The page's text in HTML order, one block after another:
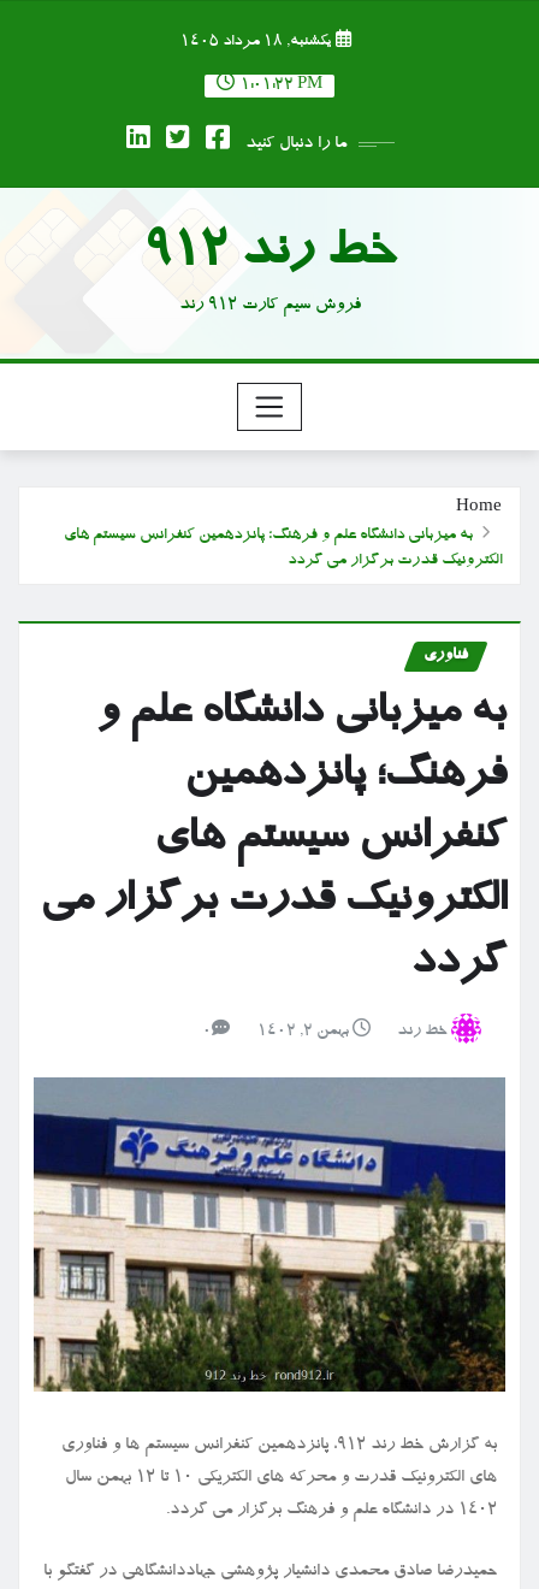
یکشنبه, ۱۸ مرداد ۱۴۰۵
1:01:23 PM
ما را دنبال کنید
خط رند 912
فروش سیم کارت 912 رند
Home
به میزبانی دانشگاه علم و فرهنگ؛ پانزدهمین کنفرانس سیستم های
الکترونیک قدرت برگزار می گردد
فناوری
به میزبانی دانشگاه علم و
فرهنگ؛ پانزدهمین
کنفرانس سیستم های
الکترونیک قدرت برگزار می
گردد
خط رند بهمن ۲, ۱۴۰۲ 0
به گزارش خط رند ۹۱۲، پانزدهمین کنفرانس سیستم ها و فناوری
های الکترونیک قدرت و محرکه های الکتریکی ۱۰ تا ۱۲ بهمن سال
۱۴۰۲ در دانشگاه علم و فرهنگ برگزار می گردد.
حمیدرضا صادق محمدی دانشیار پژوهشی جهاددانشگاهی در گفتگو با